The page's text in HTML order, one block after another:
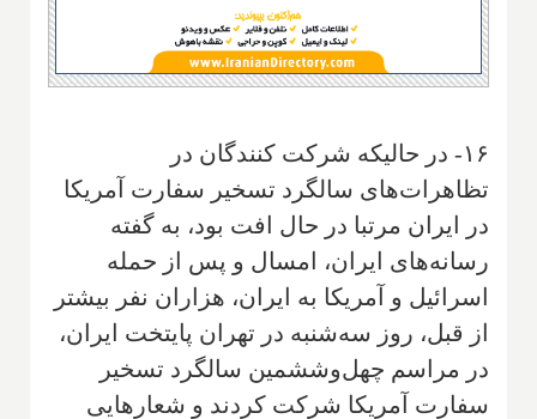
۱۶- در حالیکه شرکت کنندگان در
تظاهرات‌های سالگرد تسخیر سفارت آمریکا
در ایران مرتبا در حال افت بود، به گفته
رسانه‌های ایران، امسال و پس از حمله
اسرائیل و آمریکا به ایران، هزاران نفر بیشتر
از قبل، روز سه‌شنبه در تهران پایتخت ایران،
در مراسم چهل‌وششمین سالگرد تسخیر
سفارت آمریکا شرکت کردند و شعارهایی